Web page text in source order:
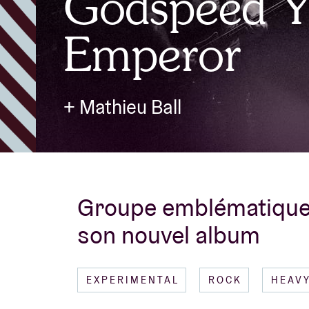
Infos
AB ❤ you
Godspeed
Emperor
+ Mathieu Ball
Groupe
son nouvel album
EXPERIMENTAL ROCK HEAVY